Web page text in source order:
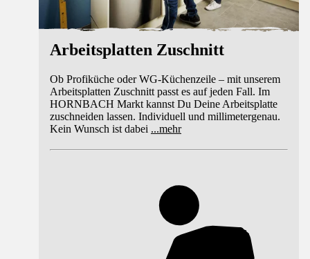
Arbeitsplatten Zuschnitt
Ob Profiküche oder WG-Küchenzeile – mit unserem
Arbeitsplatten Zuschnitt passt es auf jeden Fall. Im
HORNBACH Markt kannst Du Deine Arbeitsplatte
zuschneiden lassen. Individuell und millimetergenau.
Kein Wunsch ist dabei ...mehr